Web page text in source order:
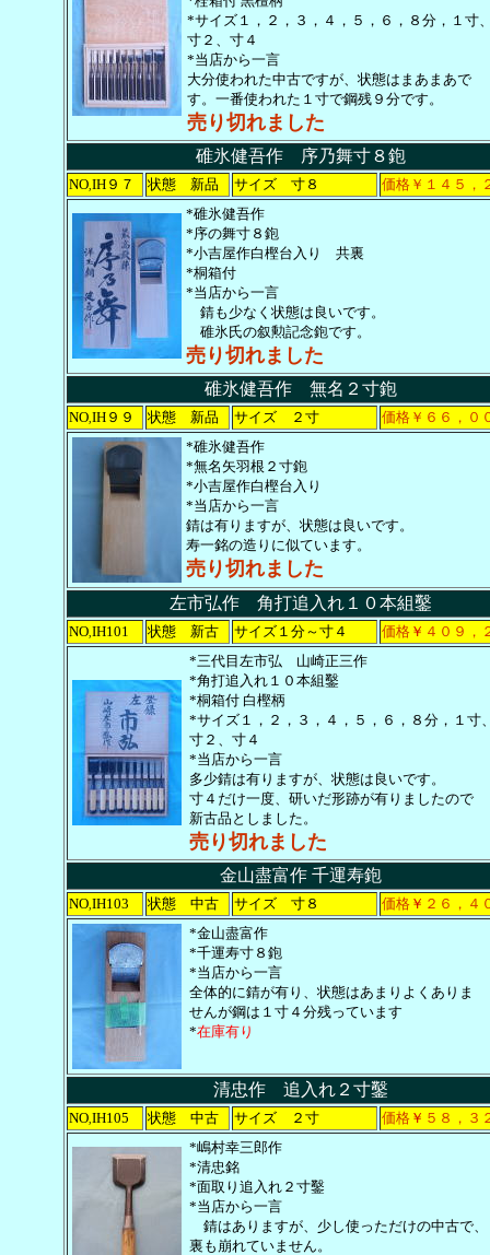
*サイズ１，２，３，４，５，６，８分，１寸
寸２、寸４
*当店から一言
大分使われた中古ですが、状態はまあまあで
す。一番使われた１寸で鋼残９分です。
売り切れました
碓氷健吾作 序乃舞寸８鉋
NO, IH９７ 状態 新品 サイズ 寸８
価格￥１４５，
*碓氷健吾作
*序の舞寸８鉋
*小吉屋作白樫台入り 共裏
*桐箱付
*当店から一言
錆も少なく状態は良いです。
碓氷氏の叙勲記念鉋です。
売り切れました
碓氷健吾作 無名２寸鉋
NO, IH９９ 状態 新品 サイズ ２寸
価格￥６６，０
*碓氷健吾作
*無名矢羽根２寸鉋
*小吉屋作白樫台入り
*当店から一言
錆は有りますが、状態は良いです。
寿一銘の造りに似ています。
売り切れました
左市弘作 角打追入れ１０本組鑿
NO, IH101 状態 新古 サイズ１分～寸４ 価格￥ ４０９，
*三代目左市弘 山崎正三作
*角打追入れ１０本組鑿
*桐箱付 白樫柄
*サイズ１，２，３，４，５，６，８分，１寸
寸２、寸４
*当店から一言
多少錆は有りますが、状態は良いです。
寸４だけ一度、研いだ形跡が有りましたので
新古品としました。
売り切れました
金山盡富作 千運寿鉋
NO, IH103 状態 中古 サイズ 寸８ 価格￥ ２６，４
*金山盡富作
*千運寿寸８鉋
*当店から一言
全体的に錆が有り、状態はあまりよくありま
せんが鋼は１寸４分残っています
*在庫有り
清忠作 追入れ２寸鑿
NO, IH105 状態 中古 サイズ ２寸 価格￥ ５８，３
*嶋村幸三郎作
*清忠銘
*面取り追入れ２寸鑿
*当店から一言
錆はありますが、少し使っただけの中古で、
裏も崩れていません。